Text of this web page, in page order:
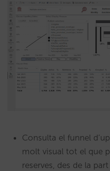
Consulta el funnel
molt visual tot el que
reserves, des de la